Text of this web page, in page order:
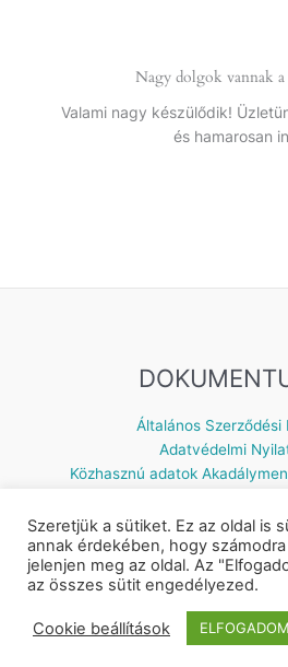
Nagy dolgok vannak
Valami nagy készülődik!
és hamarosan
Általános Szerződési
Adatvédelmi
Közhasznú adatok
Készítette: © 2026 Napsugár
Szeretjük a sütiket. Ez az oldal is
annak érdekében, hogy
jelenjen meg az oldal. Az
az összes sütit engedélyezed.
Cookie beállítások